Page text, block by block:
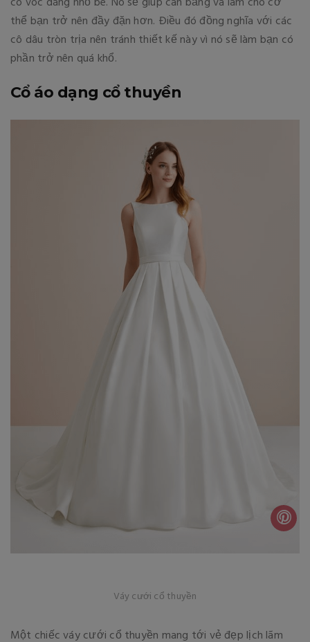
thể bạn trở nên đầy đặn hơn. Điều đó đồng nghĩa với các
cô dâu tròn trịa nên tránh thiết kế này vì nó sẽ làm bạn có
phần trở nên quá khổ.
Cổ áo dạng cổ thuyền
Váy cưới cổ thuyền
Một chiếc váy cưới cổ thuyền mang tới vẻ đẹp lịch lãm